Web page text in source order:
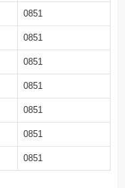
0851
0851
0851
0851
0851
0851
0851